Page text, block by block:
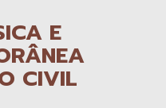
E
CIVIL